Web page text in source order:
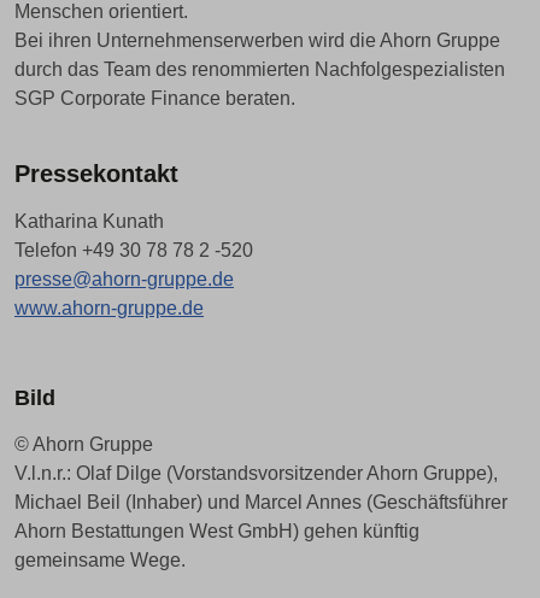
Menschen orientiert.
Bei ihren Unternehmenserwerben wird die Ahorn Gruppe
durch das Team des renommierten Nachfolgespezialisten
SGP Corporate Finance beraten.
Pressekontakt
Katharina Kunath
Telefon +49 30 78 78 2 -520
presse@ahorn-gruppe.de
www.ahorn-gruppe.de
Bild
© Ahorn Gruppe
V.l.n.r.: Olaf Dilge (Vorstandsvorsitzender Ahorn Gruppe),
Michael Beil (Inhaber) und Marcel Annes (Geschäftsführer
Ahorn Bestattungen West GmbH) gehen künftig
gemeinsame Wege.